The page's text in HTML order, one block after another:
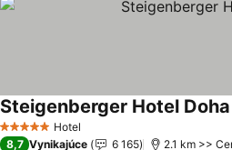
5 Počet hviezdičiek
Hotel
Steigenberger Hotel Doha
8,7 Vynikajúce 6 165 2.1 km >>